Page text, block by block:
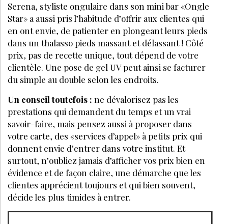
Serena, styliste ongulaire dans son mini bar «Ongle
Star» a aussi pris l’habitude d’offrir aux clientes qui
en ont envie, de patienter en plongeant leurs pieds
dans un thalasso pieds massant et délassant ! Côté
prix, pas de recette unique, tout dépend de votre
clientèle. Une pose de gel UV peut ainsi se facturer
du simple au double selon les endroits.
Un conseil toutefois : ne dévalorisez pas les
prestations qui demandent du temps et un vrai
savoir-faire, mais pensez aussi à proposer dans
votre carte, des «services d’appel» à petits prix qui
donnent envie d’entrer dans votre institut. Et
surtout, n’oubliez jamais d’afficher vos prix bien en
évidence et de façon claire, une démarche que les
clientes apprécient toujours et qui bien souvent,
décide les plus timides à entrer.